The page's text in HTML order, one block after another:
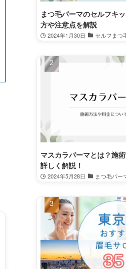
まつ毛パーマのセルフキ
方や注意点を解説
2024年1月30日 セルフまつ
マスカラパーマとは？施
詳しく解説！
2024年5月28日 まつ毛パー